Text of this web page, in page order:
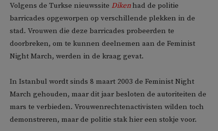
Volgens de Turkse nieuwssite Dikenhad de politie
barricades opgeworpen op verschillende plekken in de
stad. Vrouwen die deze barricades probeerden te
doorbreken, om te kunnen deelnemen aan de Feminist
Night March, werden in de kraag gevat.
In Istanbul wordt sinds 8 maart 2003 de Feminist Night
March gehouden, maar dit jaar besloten de autoriteiten de
mars te verbieden. Vrouwenrechtenactivisten wilden toch
demonstreren, maar de politie stak hier een stokje voor.